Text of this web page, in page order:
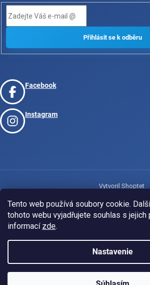
Tento web používá soubory cookie.
tohoto webu vyjadřujete souhlas s jejich
informací zde.
Nastavenie
Facebook
Instagram
Vytvoril Shoptet
Copyright 2026www.josport.cz . Všetky